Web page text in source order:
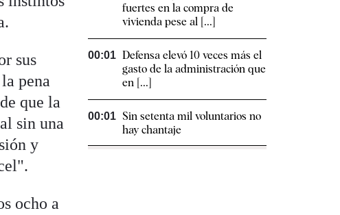
sus
pena
que la
sin una
y
ocho a
fuertes en la compra de
vivienda pese al [...]
00:01 Defensa elevó 10 veces más el
gasto de la administración que
en [...]
00:01 Sin setenta mil voluntarios no
hay chantaje